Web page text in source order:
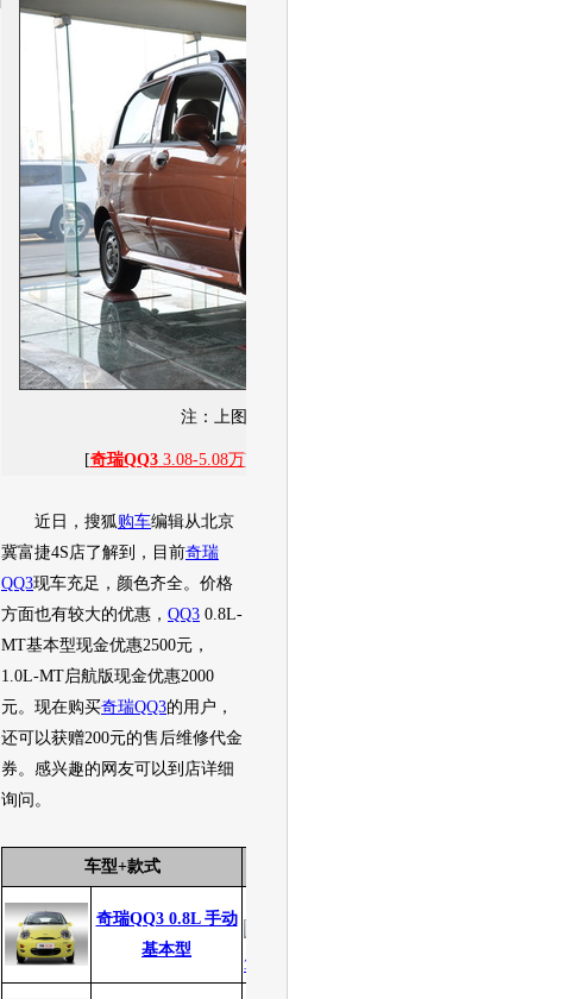
注：上图为资料图片 与信息来源无关
[奇瑞QQ33.08-5.08万][
近日，搜狐 购车编辑从北京
冀富捷4S店了解到，目前奇瑞
QQ3现车充足，颜色齐全。价格
方面也有较大的优惠， QQ3 0.8L-
MT基本型现金优惠2500元，
1.0L-MT启航版现金优惠2000
元。现在购买奇瑞QQ3的用户，
还可以获赠200元的售后维修代金
券。感兴趣的网友可以到店详细
询问。
车型+款式
奇瑞QQ3 0.8L 手动
基本型